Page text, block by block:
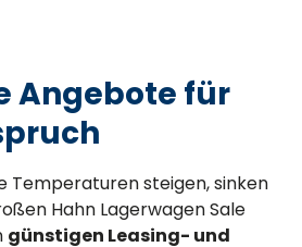
Angebote für
Temperaturen steigen, sinken
Hahn Lagerwagen Sale
günstigen Leasing- und